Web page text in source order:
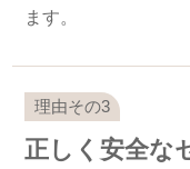
ます。
正しく安全な